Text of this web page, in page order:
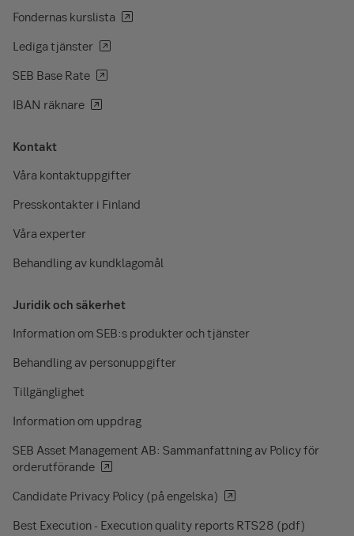
Fondernas kurslista
Lediga tjänster
SEB Base Rate
IBAN räknare
Kontakt
Våra kontaktuppgifter
Presskontakter i Finland
Våra experter
Behandling av kundklagomål
Juridik och säkerhet
Information om SEB:s produkter och tjänster
Behandling av personuppgifter
Tillgänglighet
Information om uppdrag
SEB Asset Management AB: Sammanfattning av Policy för
orderutförande
Candidate Privacy Policy (på engelska)
Best Execution - Execution quality reports RTS28 (pdf)